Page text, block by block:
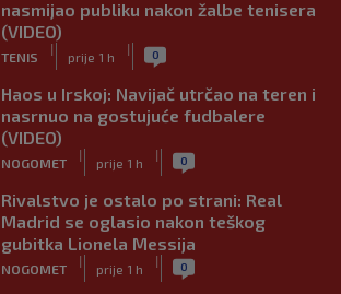
nasmijao publiku nakon žalbe tenisera
(VIDEO)
TENIS
|
prije 1 h
| 0
Haos u Irskoj: Navijač utrčao na teren i
nasrnuo na gostujuće fudbalere
(VIDEO)
NOGOMET
|
prije 1 h
| 0
Rivalstvo je ostalo po strani: Real
Madrid se oglasio nakon teškog
gubitka Lionela Messija
NOGOMET
|
prije 1 h
| 0